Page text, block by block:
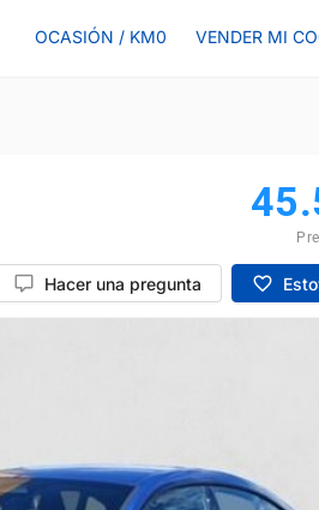
OCASIÓN / KM0 VENDER MI
Hacer una pregunta